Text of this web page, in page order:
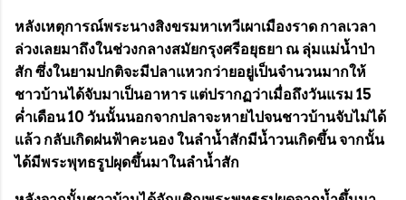
หลังเหตุการณ์พระนางสิงขรมหาเทวีเผาเมืองราด กาลเวลา
ล่วงเลยมาถึงในช่วงกลางสมัยกรุงศรีอยุธยา ณ ลุ่มแม่น้ำป่า
สัก ซึ่งในยามปกติจะมีปลาแหวกว่ายอยู่เป็นจำนวนมากให้
ชาวบ้านได้จับมาเป็นอาหาร แต่ปรากฏว่าเมื่อถึงวันแรม 15
ค่ำเดือน 10 วันนั้นนอกจากปลาจะหายไปจนชาวบ้านจับไม่ได้
แล้ว กลับเกิดฝนฟ้าคะนอง ในลำน้ำสักมีน้ำวนเกิดขึ้น จากนั้น
ได้มีพระพุทธรูปผุดขึ้นมาในลำน้ำสัก